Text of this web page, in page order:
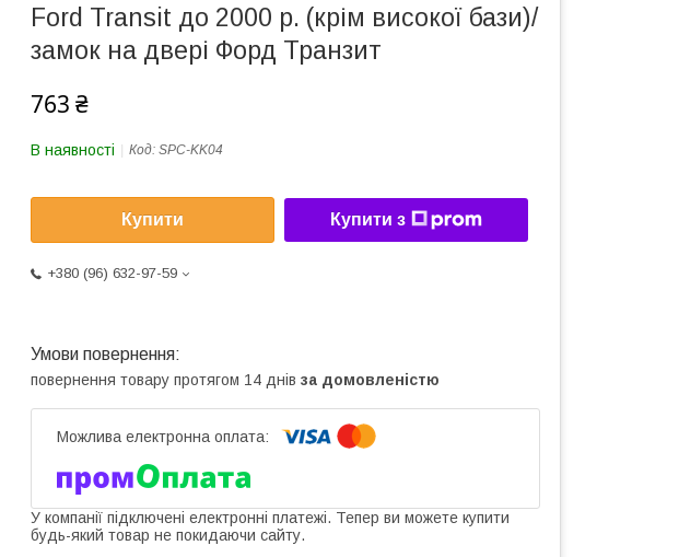
Ford Transit до 2000 р. (крім високої бази)/
замок на двері Форд Транзит
763 ₴
В наявності Код: SPC-KK04
Купити Купити з
+380 (96) 632-97-59
повернення товару протягом 14 днів за домовленістю
У компанії підключені електронні платежі. Тепер ви можете купити
будь-який товар не покидаючи сайту.